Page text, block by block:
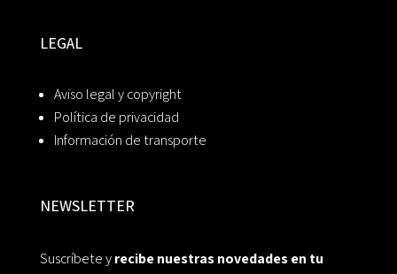
LEGAL
Aviso legal y copyright
Política de privacidad
Información de transporte
NEWSLETTER
Suscríbete yrecibe nuestras novedades en tu